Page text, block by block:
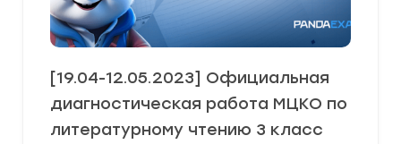
[19.04-12.05.2023] Официальная
диагностическая работа МЦКО по
литературному чтению 3 класс